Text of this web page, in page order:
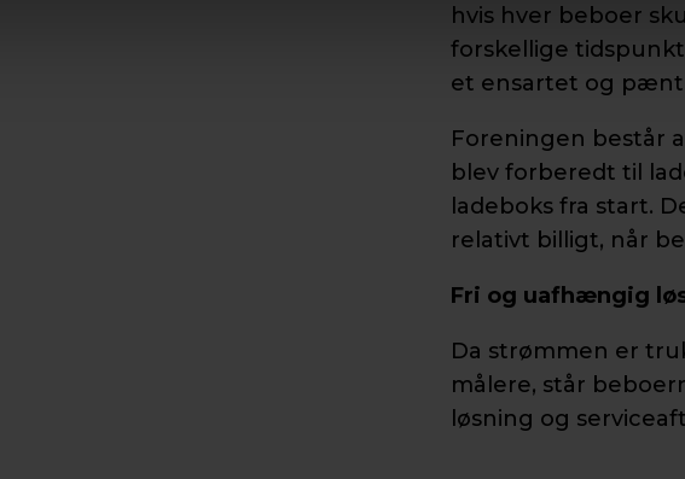
hvis hver beboer
forskellige
et ensartet og
Foreningen består
blev forberedt til
ladeboks fra start.
relativt billigt, når
Fri og uafhængig
Da strømmen er
målere, står
løsning og